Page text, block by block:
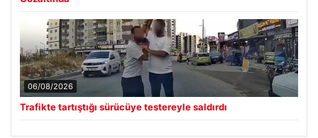
06/08/2026
Trafikte tartıştığı sürücüye testereyle saldırdı